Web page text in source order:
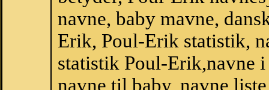
navne, baby mavne,
Erik, Poul-Erik statistik,
statistik Poul-Erik,navne
navne til baby, navne